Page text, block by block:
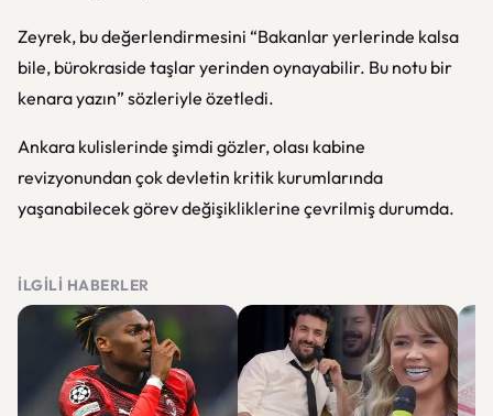
Zeyrek, bu değerlendirmesini “Bakanlar yerlerinde kalsa
bile, bürokraside taşlar yerinden oynayabilir. Bu notu bir
kenara yazın” sözleriyle özetledi.
Ankara kulislerinde şimdi gözler, olası kabine
revizyonundan çok devletin kritik kurumlarında
yaşanabilecek görev değişikliklerine çevrilmiş durumda.
İLGILI HABERLER